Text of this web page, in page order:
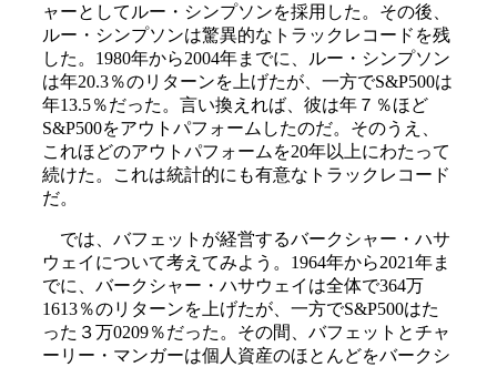
ャーとしてルー・シンプソンを採用した。その後、
ルー・シンプソンは驚異的なトラックレコードを残
した。1980年から2004年までに、ルー・シンプソン
は年20.3％のリターンを上げたが、一方でS&P500は
年13.5％だった。言い換えれば、彼は年７％ほど
S&P500をアウトパフォームしたのだ。そのうえ、
これほどのアウトパフォームを20年以上にわたって
続けた。これは統計的にも有意なトラックレコード
だ。
では、バフェットが経営するバークシャー・ハサ
ウェイについて考えてみよう。1964年から2021年ま
でに、バークシャー・ハサウェイは全体で364万
1613％のリターンを上げたが、一方でS&P500はた
った３万0209％だった。その間、バフェットとチャ
ーリー・マンガーは個人資産のほとんどをバークシ